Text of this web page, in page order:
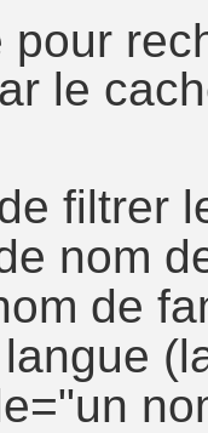
pour
le
filtrer
nom
de